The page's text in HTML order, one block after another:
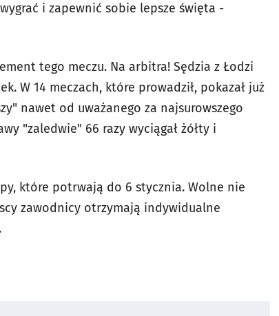
i zapewnić sobie lepsze święta -
tego meczu. Na arbitra! Sędzia z Łodzi
W 14 meczach, które prowadził, pokazał już
nawet od uważanego za najsurowszego
"zaledwie" 66 razy wyciągał żółty i
które potrwają do 6 stycznia. Wolne nie
zawodnicy otrzymają indywidualne